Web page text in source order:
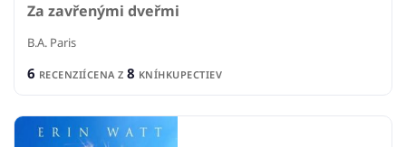
Za zavřenými dveřmi
B.A. Paris
6 RECENZIÍCENA Z 8 KNÍHKUPECTIEV